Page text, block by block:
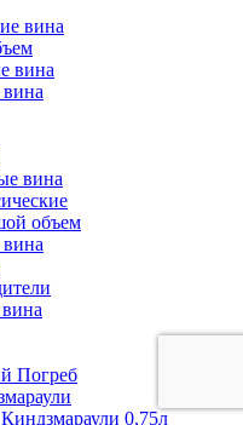
вина
вина
вина
объем
Погреб
Киндзмараули 0,75л